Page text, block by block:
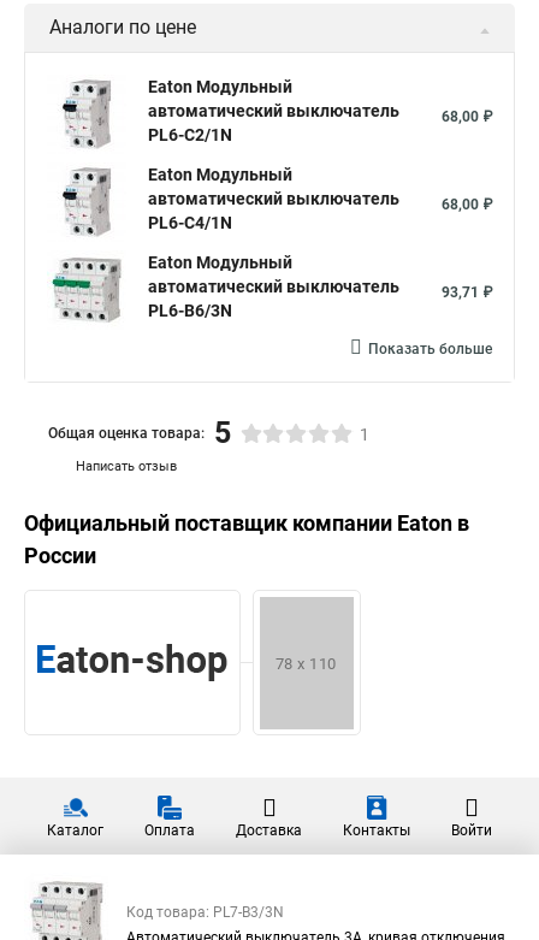
Аналоги по цене
Eaton Модульный
автоматический выключатель
PL6-C2/1N
68,00 ₽
Eaton Модульный
автоматический выключатель
PL6-C4/1N
68,00 ₽
Eaton Модульный
автоматический выключатель
PL6-B6/3N
93,71 ₽
Показать больше
Написать отзыв
Общая оценка товара: 5 1
Официальный поставщик компании Eaton в
России
Каталог Оплата Доставка Контакты Войти
Код товара: PL7-B3/3N